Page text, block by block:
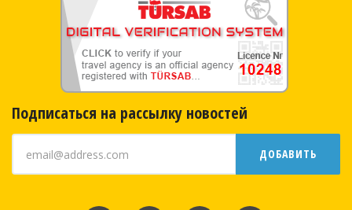
Подписаться на рассылку новостей
ДОБАВИТЬ